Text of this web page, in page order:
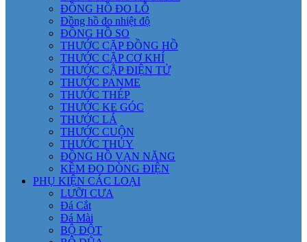
ĐỒNG HỒ ĐO LỖ
Đồng hồ đo nhiệt độ
ĐỒNG HỒ SO
THƯỚC CẶP ĐỒNG HỒ
THƯỚC CẶP CƠ KHÍ
THƯỚC CẶP ĐIỆN TỬ
THƯỚC PANME
THƯỚC THÉP
THƯỚC KE GÓC
THƯỚC LÁ
THƯỚC CUỘN
THƯỚC THỦY
ĐỒNG HỒ VẠN NĂNG
KỀM ĐO DÒNG ĐIỆN
PHỤ KIỆN CÁC LOẠI
LƯỠI CƯA
Đá Cắt
Đá Mài
BỘ ĐỘT